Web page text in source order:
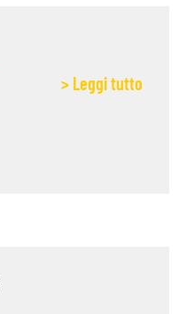
> Leggi tutto